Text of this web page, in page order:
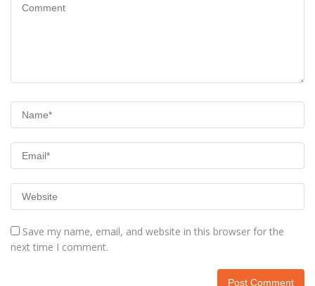
Save my name, email, and website in this browser for the
next time I comment.